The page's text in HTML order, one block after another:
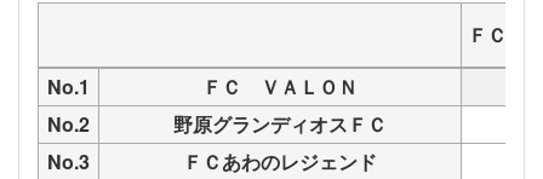
ＦＣ
No.1
ＦＣ ＶＡＬＯＮ
No.2
野原グランディオスＦＣ
No.3
ＦＣあわのレジェンド